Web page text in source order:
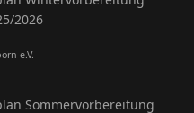
2026
e.V.
Sommervorbereitung